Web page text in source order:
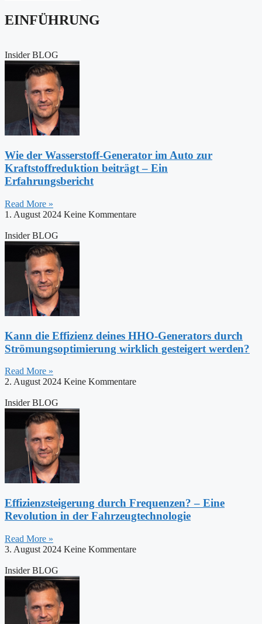
EINFÜHRUNG
Insider BLOG
Wie der Wasserstoff-Generator im Auto zur
Kraftstoffreduktion beiträgt – Ein
Erfahrungsbericht
Read More »
1. August 2024 Keine Kommentare
Insider BLOG
Kann die Effizienz deines HHO-Generators durch
Strömungsoptimierung wirklich gesteigert werden?
Read More »
2. August 2024 Keine Kommentare
Insider BLOG
Effizienzsteigerung durch Frequenzen? – Eine
Revolution in der Fahrzeugtechnologie
Read More »
3. August 2024 Keine Kommentare
Insider BLOG